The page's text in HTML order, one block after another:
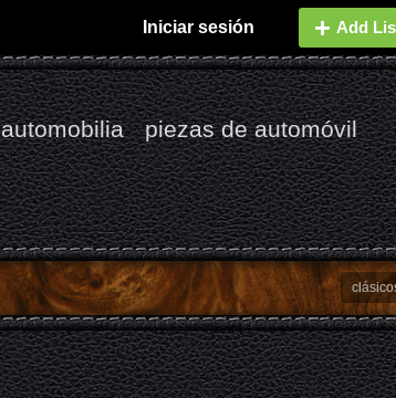
Iniciar sesión Add
automobilia
piezas de automóvil